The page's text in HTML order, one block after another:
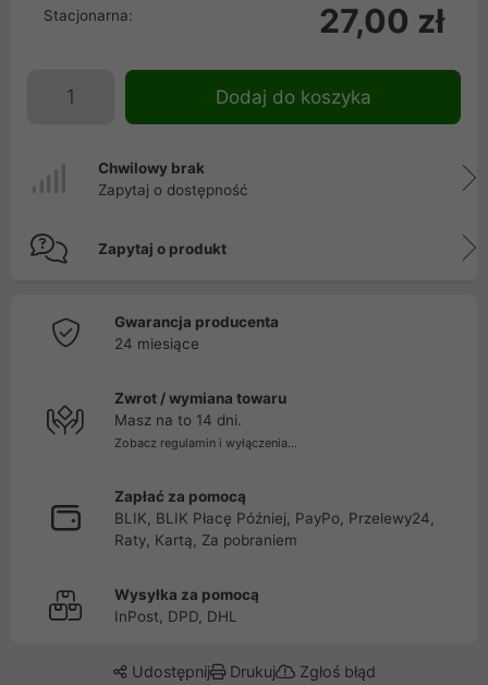
Stacjonarna: 27,00 zł
Dodaj do koszyka
Chwilowy brak
Zapytaj o dostępność
Zapytaj o produkt
Gwarancja producenta
24 miesiące
Zwrot / wymiana towaru
Masz na to 14 dni.
Zobacz regulamin i wyłączenia...
Zapłać za pomocą
BLIK, BLIK Płacę Później, PayPo, Przelewy24,
Raty, Kartą, Za pobraniem
Wysyłka za pomocą
InPost, DPD, DHL
Udostępnij Drukuj Zgłoś błąd